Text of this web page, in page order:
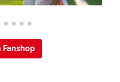
Fanshop